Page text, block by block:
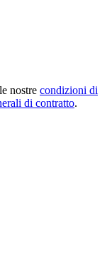
nostre condizioni di
di contratto.